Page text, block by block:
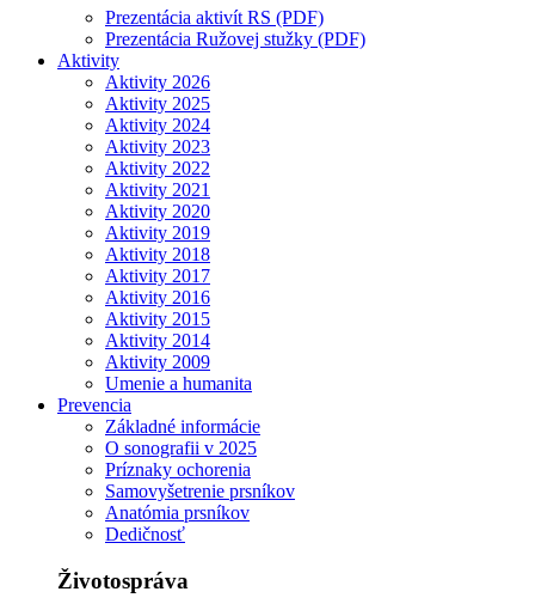
Prezentácia aktivít RS (PDF)
Prezentácia Ružovej stužky (PDF)
Aktivity
Aktivity 2026
Aktivity 2025
Aktivity 2024
Aktivity 2023
Aktivity 2022
Aktivity 2021
Aktivity 2020
Aktivity 2019
Aktivity 2018
Aktivity 2017
Aktivity 2016
Aktivity 2015
Aktivity 2014
Aktivity 2009
Umenie a humanita
Prevencia
Základné informácie
O sonografii v 2025
Príznaky ochorenia
Samovyšetrenie prsníkov
Anatómia prsníkov
Dedičnosť
Životospráva